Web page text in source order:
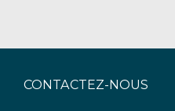
CONTACTEZ-NOUS